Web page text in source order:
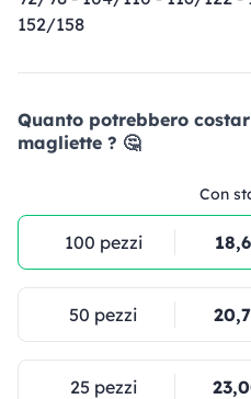
152/158
Quanto potrebbero
magliette ? 🤔
Con
100 pezzi
50 pezzi
25 pezzi